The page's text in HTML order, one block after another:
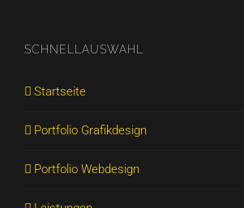
SCHNELLAUSWAHL
Startseite
Portfolio Grafikdesign
Portfolio Webdesign